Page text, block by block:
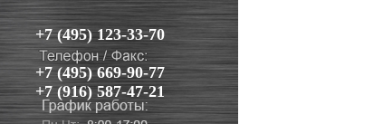
+7 (495) 123-33-70
+7 (495) 669-90-77
+7 (916) 587-47-21